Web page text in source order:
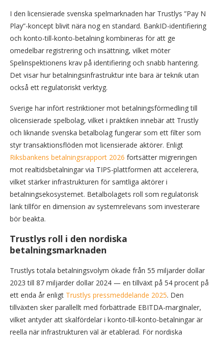
I den licensierade svenska spelmarknaden har Trustlys ”Pay N
Play”-koncept blivit nära nog en standard. BankID-identifiering
och konto-till-konto-betalning kombineras för att ge
omedelbar registrering och insättning, vilket möter
Spelinspektionens krav på identifiering och snabb hantering.
Det visar hur betalningsinfrastruktur inte bara är teknik utan
också ett regulatoriskt verktyg.
Sverige har infört restriktioner mot betalningsförmedling till
olicensierade spelbolag, vilket i praktiken innebär att Trustly
och liknande svenska betalbolag fungerar som ett filter som
styr transaktionsflöden mot licensierade aktörer. Enligt
Riksbankens betalningsrapport 2026 fortsätter migreringen
mot realtidsbetalningar via TIPS-plattformen att accelerera,
vilket stärker infrastrukturen för samtliga aktörer i
betalningsekosystemet. Betalbolagets roll som regulatorisk
länk tillför en dimension av systemrelevans som investerare
bör beakta.
Trustlys roll i den nordiska
betalningsmarknaden
Trustlys totala betalningsvolym ökade från 55 miljarder dollar
2023 till 87 miljarder dollar 2024 — en tillväxt på 54 procent på
ett enda år enligt Trustlys pressmeddelande 2025. Den
tillväxten sker parallellt med förbättrade EBITDA-marginaler,
vilket antyder att skalfördelar i konto-till-konto-betalningar är
reella när infrastrukturen väl är etablerad. För nordiska